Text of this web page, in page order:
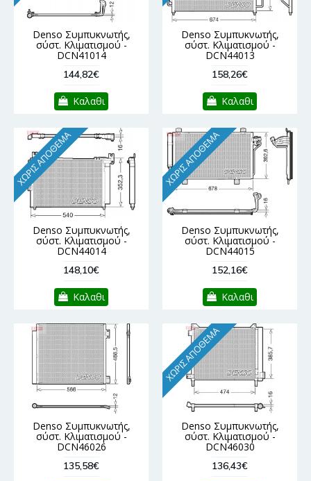
Denso Συμπυκνωτής,
σύστ. Κλιματισμού -
DCN41014
144,82€
Καλαθι
Denso Συμπυκνωτής,
σύστ. Κλιματισμού -
DCN44013
158,26€
Καλαθι
ΧΩΡΊΣ ΑΠΌΘΕΜΑ
Denso Συμπυκνωτής,
σύστ. Κλιματισμού -
DCN44014
148,10€
Καλαθι
ΧΩΡΊΣ ΑΠΌΘΕΜΑ
Denso Συμπυκνωτής,
σύστ. Κλιματισμού -
DCN44015
152,16€
Καλαθι
Denso Συμπυκνωτής,
σύστ. Κλιματισμού -
DCN46026
135,58€
ΧΩΡΊΣ ΑΠΌΘΕΜΑ
Denso Συμπυκνωτής,
σύστ. Κλιματισμού -
DCN46030
136,43€